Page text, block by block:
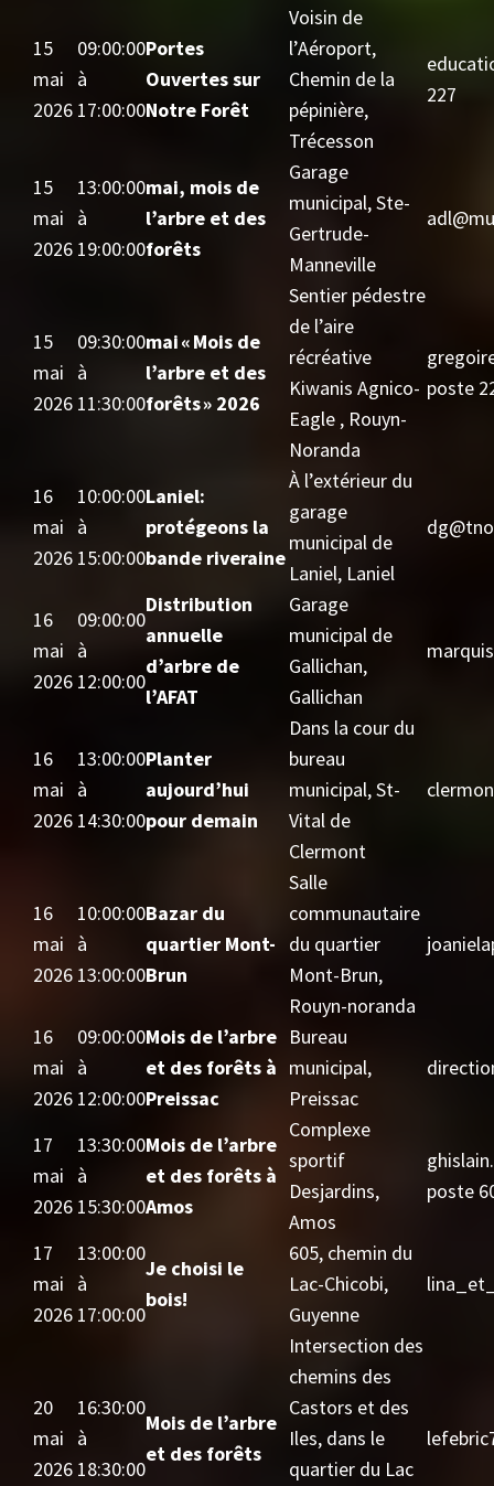
15
mai
2026
09:00:00
à
17:00:00
Portes
Ouvertes sur
Notre Forêt
Voisin de
l’Aéroport,
Chemin de la
pépinière,
Trécesson
227
15
mai
2026
13:00:00
à
19:00:00
mai, mois de
l’arbre et des
forêts
Garage
municipal, Ste-
Gertrude-
Manneville
15
mai
2026
09:30:00
à
11:30:00
mai « Mois de
l’arbre et des
forêts » 2026
Sentier pédestre
de l’aire
récréative
Kiwanis Agnico-
Eagle , Rouyn-
Noranda
poste
16
mai
2026
10:00:00
à
15:00:00
Laniel:
protégeons la
bande riveraine
À l’extérieur du
garage
municipal de
Laniel, Laniel
16
mai
2026
09:00:00
à
12:00:00
Distribution
annuelle
d’arbre de
l’AFAT
Garage
municipal de
Gallichan,
Gallichan
16
mai
2026
13:00:00
à
14:30:00
Planter
aujourd’hui
pour demain
Dans la cour du
bureau
municipal, St-
Vital de
Clermont
16
mai
2026
10:00:00
à
13:00:00
Bazar du
quartier Mont-
Brun
Salle
communautaire
du quartier
Mont-Brun,
Rouyn-noranda
16
mai
2026
09:00:00
à
12:00:00
Mois de l’arbre
et des forêts à
Preissac
Bureau
municipal,
Preissac
17
mai
2026
13:30:00
à
15:30:00
Mois de l’arbre
et des forêts à
Amos
Complexe
sportif
Desjardins,
Amos
poste
17
mai
2026
13:00:00
à
17:00:00
Je choisi le
bois!
605, chemin du
Lac-Chicobi,
Guyenne
20
mai
2026
16:30:00
à
18:30:00
Mois de l’arbre
et des forêts
Intersection des
chemins des
Castors et des
Iles, dans le
quartier du Lac